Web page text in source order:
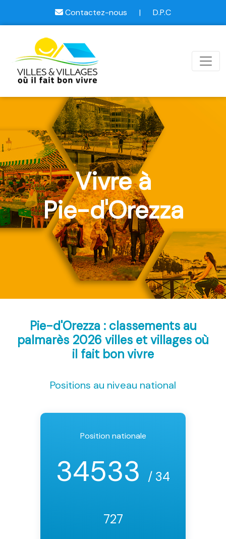
Contactez-nous | D.P.C
Vivre à
Pie-d'Orezza
Pie-d'Orezza : classements au
palmarès 2026 villes et villages où
il fait bon vivre
Positions au niveau national
Position nationale
34533 / 34
727